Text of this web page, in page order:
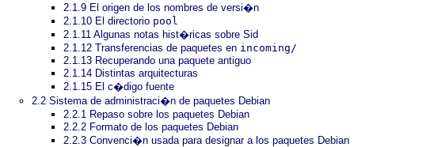
2.1.9 El origen de los nombres de versi�n
2.1.10 El directorio pool
2.1.11 Algunas notas hist�ricas sobre Sid
2.1.12 Transferencias de paquetes en incoming/
2.1.13 Recuperando una paquete antiguo
2.1.14 Distintas arquitecturas
2.1.15 El c�digo fuente
2.2 Sistema de administraci�n de paquetes Debian
2.2.1 Repaso sobre los paquetes Debian
2.2.2 Formato de los paquetes Debian
2.2.3 Convenci�n usada para designar a los paquetes Debian